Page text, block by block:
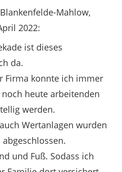
Mahlow,
2022:
ist dieses
da.
Firma konnte ich immer
heute arbeitenden
werden.
Wertanlagen wurden
und Fuß. Sodass ich